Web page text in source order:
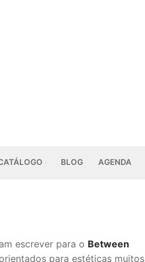
BLOG AGENDA
escrever para o Between
para estéticas muitos